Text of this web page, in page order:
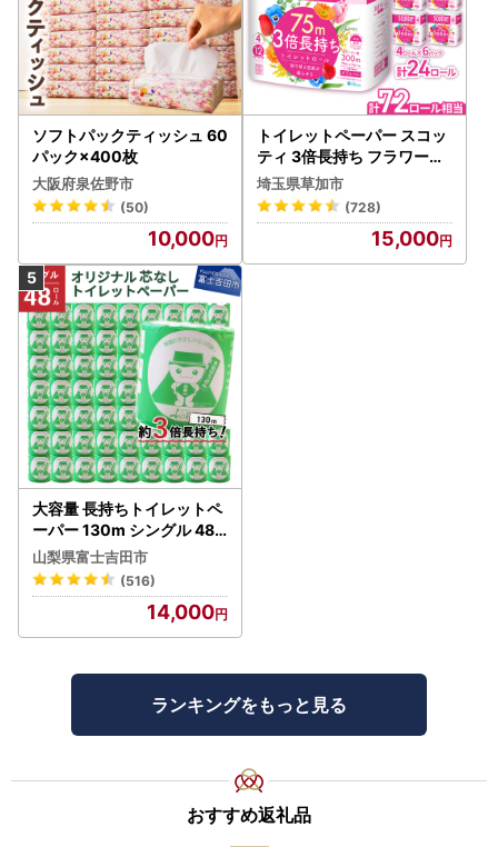
ソフトパックティッシュ 60
パック×400枚
大阪府泉佐野市
(50)
10,000
トイレットペーパー スコッ
ティ 3倍長持ち フラワーパ
ック 4ロール×6P
埼玉県草加市
(728)
15,000
大容量 長持ちトイレットペ
ーパー 130m シングル 48R
芯なし 3倍巻 トイレット
山梨県富士吉田市
(516)
14,000
ランキングをもっと見る
おすすめ返礼品